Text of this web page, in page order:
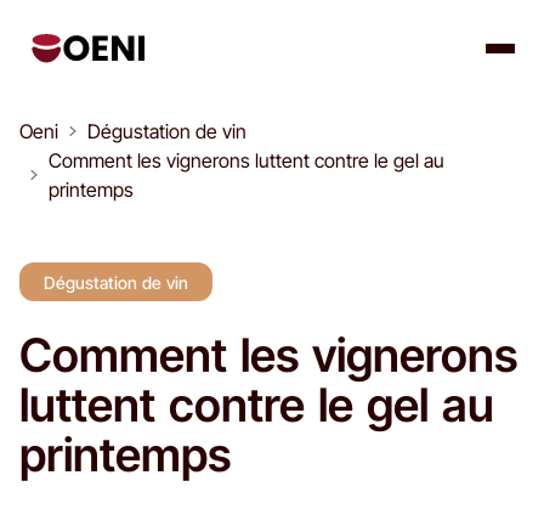
Oeni
Dégustation de vin
Comment les vignerons luttent contre le gel au
printemps
Dégustation de vin
Comment les vignerons
luttent contre le gel au
printemps